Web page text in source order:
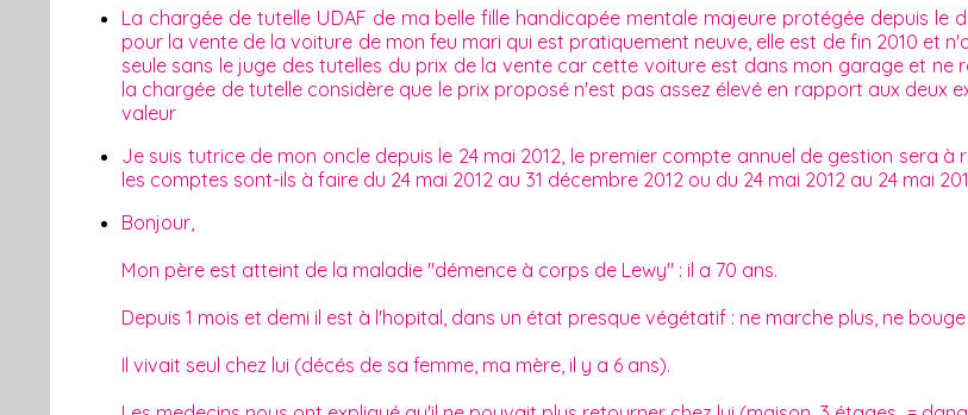
La chargée de tutelle UDAF de ma belle fille handicapée mentale majeure protégée depuis
pour la vente de la voiture de mon feu mari qui est pratiquement neuve, elle est de fin 2010 et
seule sans le juge des tutelles du prix de la vente car cette voiture est dans mon garage et ne
la chargée de tutelle considère que le prix proposé n'est pas assez élevé en rapport aux deux
valeur
Je suis tutrice de mon oncle depuis le 24 mai 2012, le premier compte annuel de gestion sera
les comptes sont-ils à faire du 24 mai 2012 au 31 décembre 2012 ou du 24 mai 2012 au 24 mai
Bonjour,
Mon père est atteint de la maladie "démence à corps de Lewy" : il a 70 ans.
Depuis 1 mois et demi il est à l'hopital, dans un état presque végétatif : ne marche plus, ne
Il vivait seul chez lui (décés de sa femme, ma mère, il y a 6 ans).